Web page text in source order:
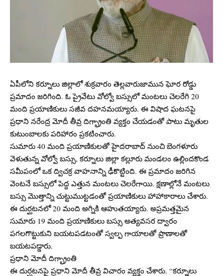
ఏపీలోని కర్నూలు జిల్లాలో శుక్రవారం తెల్లవారుజామున ఘోర రోడ్డు
ప్రమాదం జరిగింది. ఓ ప్రైవేటు వోల్వో బస్సులో మంటలు చెలరేగి 20
మంది ప్రయాణికులు సజీవ దహనమయ్యారు. ఈ విషాద ఘటనపై
ప్రధాని నరేంద్ర మోదీ తీవ్ర దిగ్భ్రాంతి వ్యక్తం చేయడంతో పాటు మృతుల
కుటుంబాలకు పరిహారం ప్రకటించారు.
సుమారు 40 మంది ప్రయాణికులతో హైదరాబాద్ నుంచి బెంగళూరు
వెళుతున్న వోల్వో బస్సు, కర్నూలు జిల్లా కల్లూరు మండలం ఉల్లిందకొండ
సమీపంలో ఒక ద్విచక్ర వాహనాన్ని ఢీకొట్టింది. ఈ ప్రమాదం జరిగిన
వెంటనే బస్సులో పెద్ద ఎత్తున మంటలు చెలరేగాయి. క్షణాల్లోనే మంటలు
బస్సు మొత్తాన్ని చుట్టుముట్టడంతో ప్రయాణికులు హాహాకారాలు చేశారు.
ఈ దుర్ఘటనలో 20 మంది అగ్నికి ఆహుతయ్యారు. అప్రమత్తమైన
సుమారు 19 మంది ప్రయాణికులు బస్సు అత్యవసర ద్వారం
పగలగొట్టుకుని బయటపడటంతో స్వల్ప గాయాలతో ప్రాణాలతో
బయటపడ్డారు.
ప్రధాని మోదీ దిగ్భ్రాంతి
ఈ దుర్ఘటనపై ప్రధాని మోదీ తీవ్ర విచారం వ్యక్తం చేశారు. “కర్నూలు